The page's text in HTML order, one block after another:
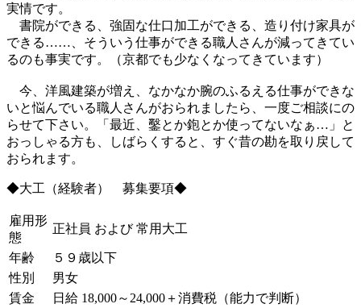
実情です。
書院ができる、強固な仕口加工ができる、造り付け家具が
できる……、そういう仕事ができる職人さんが減ってきてい
るのも事実です。（京都でも少なくなってきています）
今、洋風建築が増え、なかなか腕のふるえる仕事ができな
いと悩んでいる職人さんがおられましたら、一度ご相談にの
らせて下さい。「最近、鑿とか鉋とか使ってないなぁ…」と
おっしゃる方も、しばらくすると、すぐ昔の勘を取り戻して
おられます。
◆大工（経験者） 募集要項◆
雇用形
態
正社員 および 常用大工
年齢
５９歳以下
性別
男女
賃金
日給 18,000～24,000＋消費税（能力で判断）